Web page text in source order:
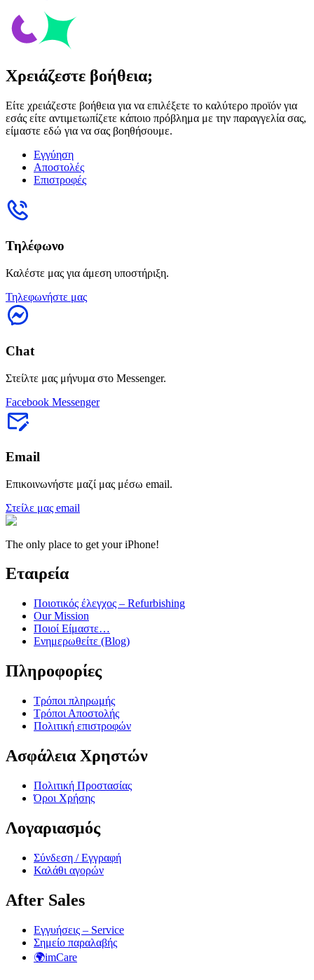
Χρειάζεστε βοήθεια;
Είτε χρειάζεστε βοήθεια για να επιλέξετε το καλύτερο προϊόν για
εσάς είτε αντιμετωπίζετε κάποιο πρόβλημα με την παραγγελία σας,
είμαστε εδώ για να σας βοηθήσουμε.
Εγγύηση
Αποστολές
Επιστροφές
Τηλέφωνο
Καλέστε μας για άμεση υποστήριξη.
Τηλεφωνήστε μας
Chat
Στείλτε μας μήνυμα στο Messenger.
Facebook Messenger
Email
Επικοινωνήστε μαζί μας μέσω email.
Στείλε μας email
The only place to get your iPhone!
Εταιρεία
Ποιοτικός έλεγχος – Refurbishing
Our Mission
Ποιοί Είμαστε…
Ενημερωθείτε (Blog)
Πληροφορίες
Τρόποι πληρωμής
Τρόποι Αποστολής
Πολιτική επιστροφών
Ασφάλεια Χρηστών
Πολιτική Προστασίας
Όροι Χρήσης
Λογαριασμός
Σύνδεση / Εγγραφή
Καλάθι αγορών
After Sales
Εγγυήσεις – Service
Σημείο παραλαβής
🌍imCare